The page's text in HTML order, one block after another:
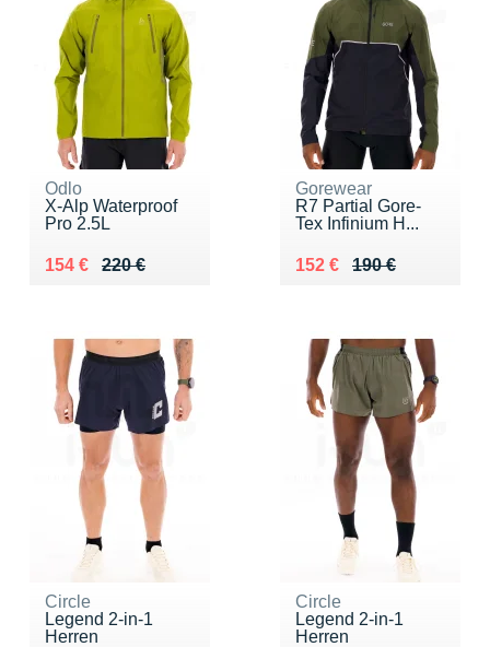
Odlo
X-Alp Waterproof
Pro 2.5L
220 €
Au lieu de 220 €
154 €
Vendu 154 €
Gorewear
R7 Partial Gore-
Tex Infinium H...
190 €
Au lieu de 190 €
152 €
Vendu 152 €
Circle
Legend 2-in-1
Herren
Circle
Legend 2-in-1
Herren